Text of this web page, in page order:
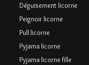
Déguisement licorne
Peignoir licorne
Pull licorne
Pyjama licorne
Pyjama licorne fille